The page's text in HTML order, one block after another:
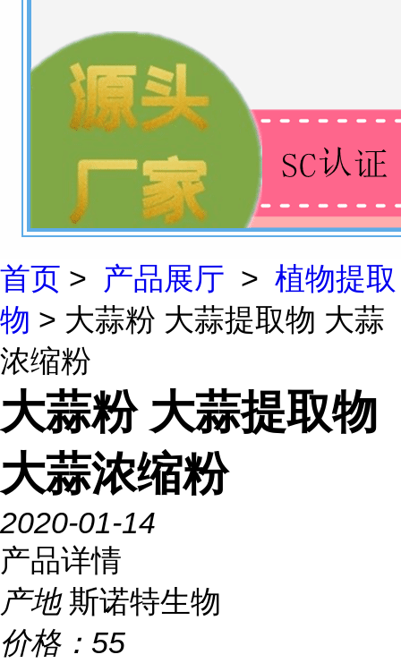
首页 > 产品展厅 > 植物提取
物 > 大蒜粉 大蒜提取物 大蒜
浓缩粉
大蒜粉 大蒜提取物
大蒜浓缩粉
2020-01-14
产品详情
产地 斯诺特生物
价格： 55